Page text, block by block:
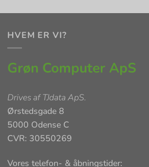
HVEM ER VI?
Grøn Computer ApS
Drives afTJdata ApS.
Ørstedsgade 8
5000 Odense C
CVR: 30550269
Vores telefon- & åbningstider: